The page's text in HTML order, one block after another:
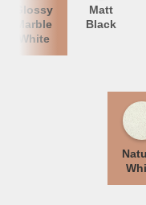
Glossy
Marble
White
Matt
Black